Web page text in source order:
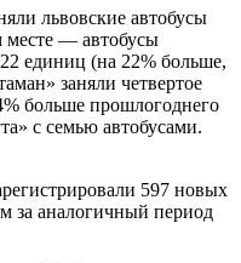
львовские автобусы
— автобусы
единиц (на 22% больше,
заняли четвертое
больше прошлогоднего
с семью автобусами.
597 новых
за аналогичный период